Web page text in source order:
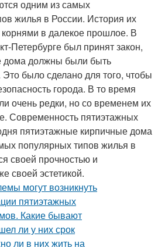
одним из самых
жилья в России. История их
корнями в далекое прошлое. В
Петербурге был принят закон,
дома должны были быть
было сделано для того, чтобы
города. В то время
очень редки, но со временем их
Современность пятиэтажных
пятиэтажные кирпичные дома
популярных типов жилья в
своей прочностью и
своей эстетикой.